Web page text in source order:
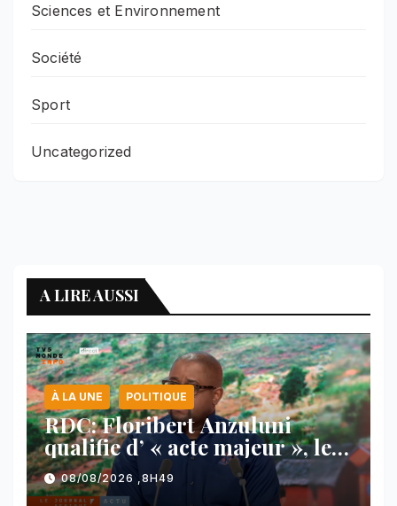
Sciences et Environnement
Société
Sport
Uncategorized
A LIRE AUSSI
À LA UNE POLITIQUE
RDC: Floribert Anzuluni
qualifie d’ « acte majeur », le
protocole de désarmement des
FDLR
08/08/2026 ,8H49